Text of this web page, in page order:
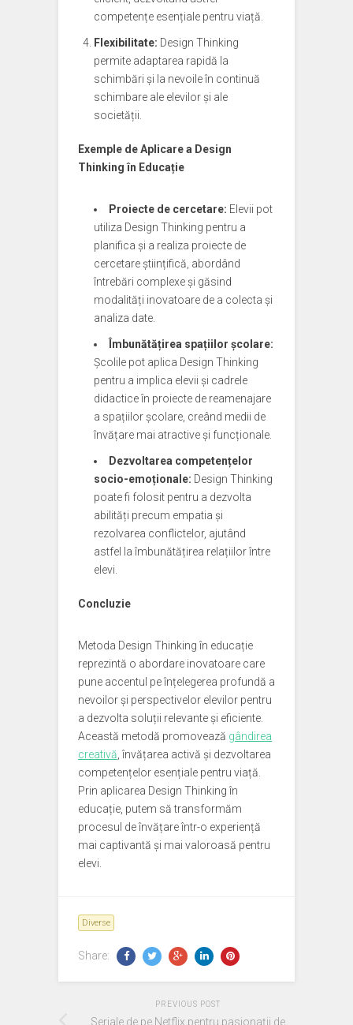
competențe esențiale pentru viață.
Flexibilitate: Design Thinking
permite adaptarea rapidă la
schimbări și la nevoile în continuă
schimbare ale elevilor și ale
societății.
Exemple de Aplicare a Design
Thinking în Educație
Proiecte de cercetare: Elevii pot
utiliza Design Thinking pentru a
planifica și a realiza proiecte de
cercetare științifică, abordând
întrebări complexe și găsind
modalități inovatoare de a colecta și
analiza date.
Îmbunătățirea spațiilor școlare:
Școlile pot aplica Design Thinking
pentru a implica elevii și cadrele
didactice în proiecte de reamenajare
a spațiilor școlare, creând medii de
învățare mai atractive și funcționale.
Dezvoltarea competențelor
socio-emoționale: Design Thinking
poate fi folosit pentru a dezvolta
abilități precum empatia și
rezolvarea conflictelor, ajutând
astfel la îmbunătățirea relațiilor între
elevi.
Concluzie
Metoda Design Thinking în educație
reprezintă o abordare inovatoare care
pune accentul pe înțelegerea profundă a
nevoilor și perspectivelor elevilor pentru
a dezvolta soluții relevante și eficiente.
Această metodă promovează gândirea
creativă , învățarea activă și dezvoltarea
competențelor esențiale pentru viață.
Prin aplicarea Design Thinking în
educație, putem să transformăm
procesul de învățare într-o experiență
mai captivantă și mai valoroasă pentru
elevi.
Diverse
Share:
PREVIOUS POST
Seriale de pe Netflix pentru pasionații de